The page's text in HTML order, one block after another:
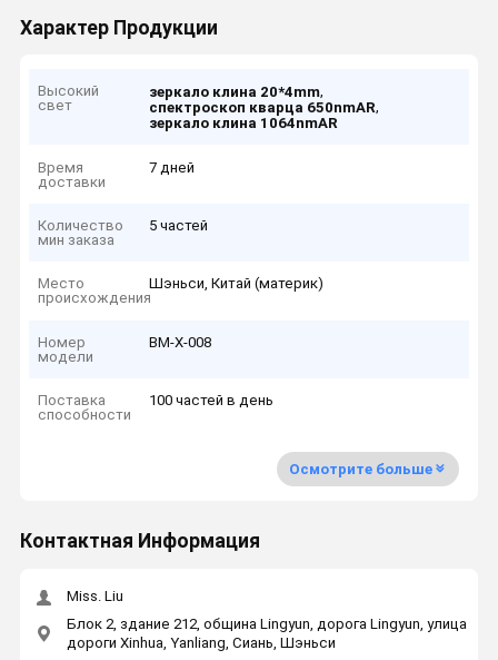
Характер Продукции
Высокий
свет
зеркало клина 20*4mm,
спектроскоп кварца 650nmAR,
зеркало клина 1064nmAR
Время
доставки
7 дней
Количество
мин заказа
5 частей
Место
происхождения
Шэньси, Китай (материк)
Номер
модели
ВМ-Х-008
Поставка
способности
100 частей в день
Осмотрите больше
Контактная Информация
Miss. Liu
Блок 2, здание 212, община Lingyun, дорога Lingyun, улица
дороги Xinhua, Yanliang, Сиань, Шэньси